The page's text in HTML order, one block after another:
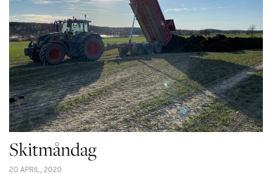
Skitmåndag
20 APRIL, 2020